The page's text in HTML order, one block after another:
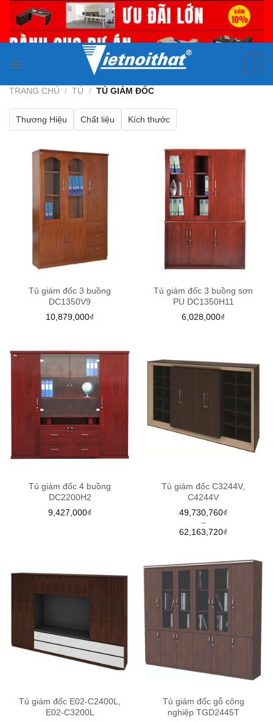
content
0
TRANG CHỦ / TỦ / TỦ GIÁM ĐỐC
Thương Hiệu Chất liệu Kích thước
Tủ giám đốc 3 buồng
DC1350V9
10,879,000₫
Tủ giám đốc 3 buồng sơn
PU DC1350H11
6,028,000₫
Tủ giám đốc 4 buồng
DC2200H2
9,427,000₫
Tủ giám đốc C3244V,
C4244V
49,730,760₫
–
62,163,720₫
Tủ giám đốc E02-C2400L,
E02-C3200L
Tủ giám đốc gỗ công
nghiệp TGD2445T